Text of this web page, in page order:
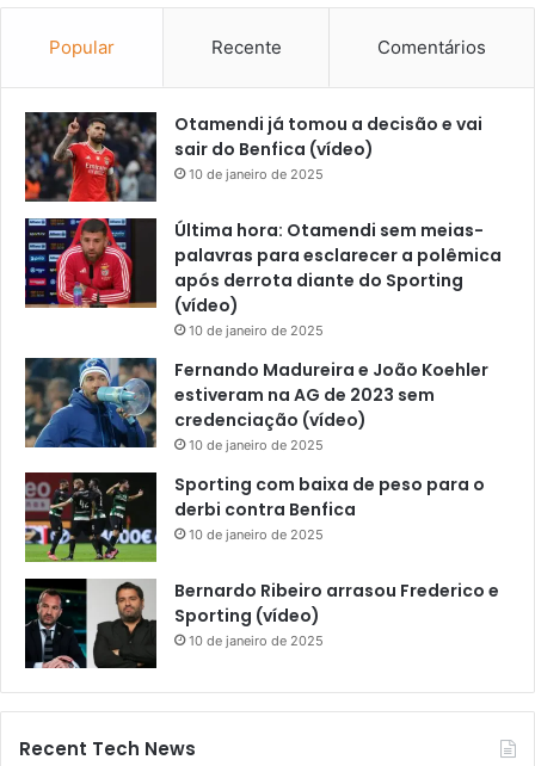
Popular Recente Comentários
Otamendi já tomou a decisão e vai
sair do Benfica (vídeo)
10 de janeiro de 2025
Última hora: Otamendi sem meias-
palavras para esclarecer a polêmica
após derrota diante do Sporting
(vídeo)
10 de janeiro de 2025
Fernando Madureira e João Koehler
estiveram na AG de 2023 sem
credenciação (vídeo)
10 de janeiro de 2025
Sporting com baixa de peso para o
derbi contra Benfica
10 de janeiro de 2025
Bernardo Ribeiro arrasou Frederico e
Sporting (vídeo)
10 de janeiro de 2025
Recent Tech News